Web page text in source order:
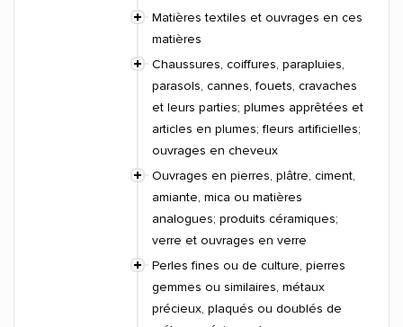
Matières textiles et ouvrages en ces
matières
Chaussures, coiffures, parapluies,
parasols, cannes, fouets, cravaches
et leurs parties; plumes apprêtées et
articles en plumes; fleurs artificielles;
ouvrages en cheveux
Ouvrages en pierres, plâtre, ciment,
amiante, mica ou matières
analogues; produits céramiques;
verre et ouvrages en verre
Perles fines ou de culture, pierres
gemmes ou similaires, métaux
précieux, plaqués ou doublés de